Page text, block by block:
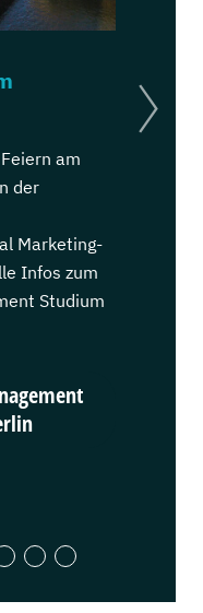
am
der
Marketing-
Infos zum
Studium
Köln:
Dom!